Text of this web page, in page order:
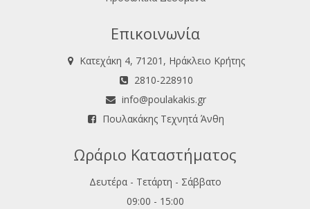
Επικοινωνία
Κατεχάκη 4, 71201, Ηράκλειο Κρήτης
2810-228910
info@poulakakis.gr
Πουλακάκης Τεχνητά Άνθη
Ωράριο Καταστήματος
Δευτέρα - Τετάρτη - Σάββατο
09:00 - 15:00